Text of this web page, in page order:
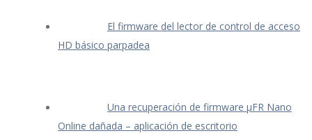
El firmware del lector de control de acceso
HD básico parpadea
Una recuperación de firmware μFR Nano
Online dañada – aplicación de escritorio